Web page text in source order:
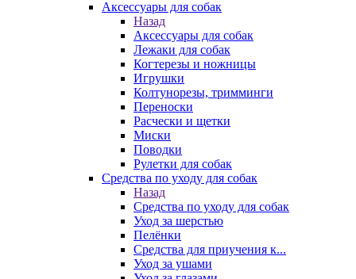
Аксессуары для собак
Назад
Аксессуары для собак
Лежаки для собак
Когтерезы и ножницы
Игрушки
Колтунорезы, тримминги
Переноски
Расчески и щетки
Миски
Поводки
Рулетки для собак
Средства по уходу для собак
Назад
Средства по уходу для собак
Уход за шерстью
Пелёнки
Средства для приучения к...
Уход за ушами